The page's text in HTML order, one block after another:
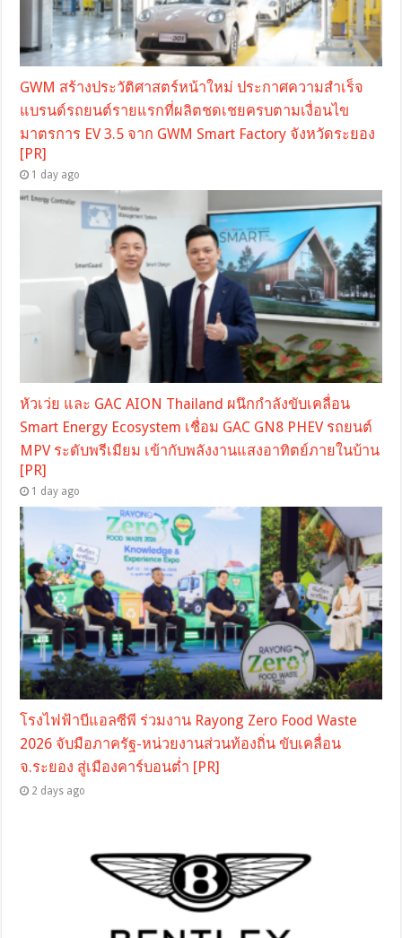
GWM สร้างประวัติศาสตร์หน้าใหม่ ประกาศความสำเร็จ
แบรนด์รถยนต์รายแรกที่ผลิตชดเชยครบตามเงื่อนไข
มาตรการ EV 3.5 จาก GWM Smart Factory จังหวัดระยอง
[PR]
1 day ago
หัวเว่ย และ GAC AION Thailand ผนึกกำลังขับเคลื่อน
Smart Energy Ecosystem เชื่อม GAC GN8 PHEV รถยนต์
MPV ระดับพรีเมียม เข้ากับพลังงานแสงอาทิตย์ภายในบ้าน
[PR]
1 day ago
โรงไฟฟ้าบีแอลซีพี ร่วมงาน Rayong Zero Food Waste
2026 จับมือภาครัฐ-หน่วยงานส่วนท้องถิ่น ขับเคลื่อน
จ.ระยอง สู่เมืองคาร์บอนต่ำ [PR]
2 days ago